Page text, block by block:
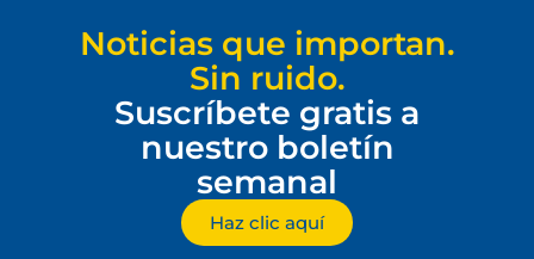
Noticias que importan.
Sin ruido.
Suscríbete gratis a
nuestro boletín
semanal
Haz clic aquí